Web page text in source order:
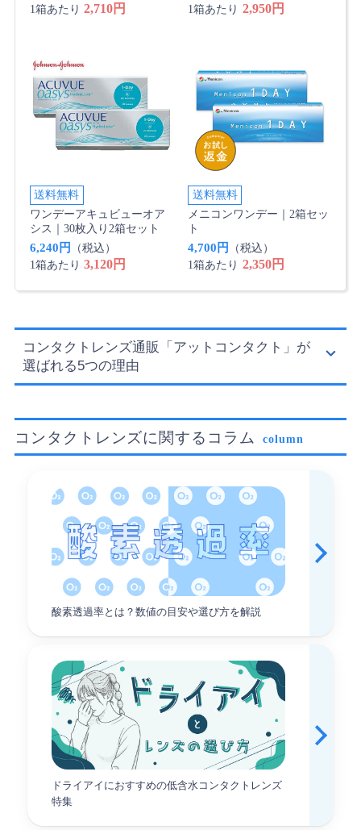
1箱あたり 2,710円
1箱あたり 2,950円
送料無料
ワンデーアキュビューオア
シス｜30枚入り2箱セット
6,240円
（税込）
1箱あたり 3,120円
送料無料
メニコンワンデー｜2箱セッ
ト
4,700円
（税込）
1箱あたり 2,350円
コンタクトレンズ通販「アットコンタクト」が
選ばれる5つの理由
商品注文後2～5日程度でお届けできます。（一部地域
ゆうパケットでお届けの商品はポストなどに投函され
るため、受け取りの必要もありません。
配送方法は、ゆうパケット、ゆうパック、メーカー直
送になります。
2.コンタクトがお得に買える多彩なクーポン
ます。
例として、初めてアットコンタクトをご利用された方
には、500円OFFクーポンをプレゼントしています。
さらにアプリ限定の特典として、ポイント常時1.5倍や
アプリ限定クーポン、1日1回引けるクーポンガチャな
どがあります。
コンタクトレンズに関するコラム column
酸素透過率とは？数値の目安や選び方を解説
ドライアイにおすすめの低含水コンタクトレンズ
特集